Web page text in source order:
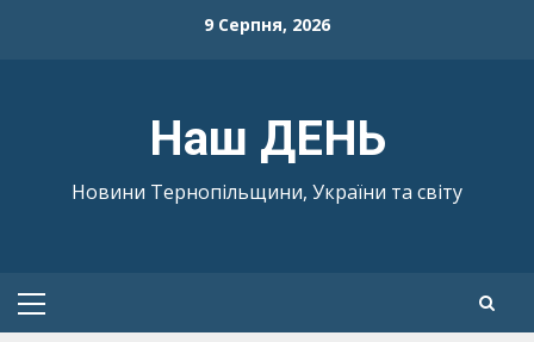
9 Серпня, 2026
Наш ДЕНЬ
Новини Тернопільщини, України та світу
Primary